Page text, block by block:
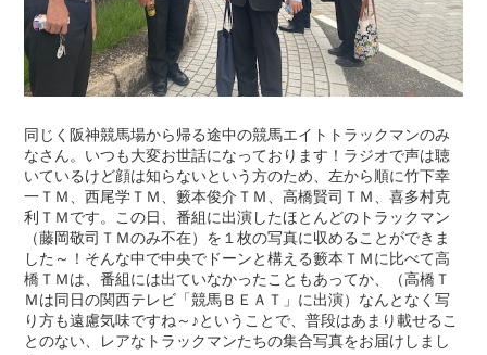
同じく阪神競馬場から帰る途中の競馬エイトトラックマンのみ
なさん。いつも大変お世話になっております！ラジオで声は聴
いているけど顔は知らないという方のため、左から順に竹下幸
一ＴＭ、西尾学ＴＭ、籔本俊介ＴＭ、高橋賢司ＴＭ、喜多村克
利ＴＭです。この日、番組に出演したほとんどのトラックマン
（藤岡敬司ＴＭのみ不在）を１枚の写真に収めることができま
した～！そんな中で中央でドーンと構える籔本ＴＭに比べて高
橋ＴＭは、番組には出ていなかったこともあってか、（高橋Ｔ
Ｍは同日の関西テレビ「競馬ＢＥＡＴ」に出演）なんとなく写
り方も遠慮気味ですね～♪ということで、普段はあまり載せるこ
とのない、レアなトラックマンたちの集合写真をお届けしまし